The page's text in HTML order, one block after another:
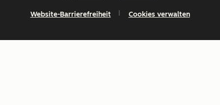
Website-Barrierefreiheit Cookies verwalten